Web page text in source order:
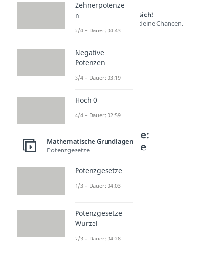
Lernen lohnt sich!
Entdecke hier deine Chancen.
Weitere Inhalte:
Mathematische
Grundlagen
Grundrechenarten
Grundrechenarten
Dauer: 04:26
Summand
Differenz Mathe
Zehnerpotenze
n
2/4 – Dauer: 04:43
Negative
Potenzen
3/4 – Dauer: 03:19
Hoch 0
4/4 – Dauer: 02:59
Mathematische Grundlagen
Potenzgesetze
Potenzgesetze
1/3 – Dauer: 04:03
Potenzgesetze
Wurzel
2/3 – Dauer: 04:28